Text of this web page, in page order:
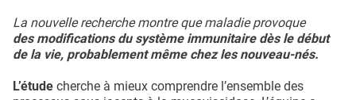
La nouvelle recherche montre que maladie provoque
des modifications du système immunitaire dès le début
de la vie, probablement même chez les nouveau-nés.
L’étude cherche à mieux comprendre l’ensemble des